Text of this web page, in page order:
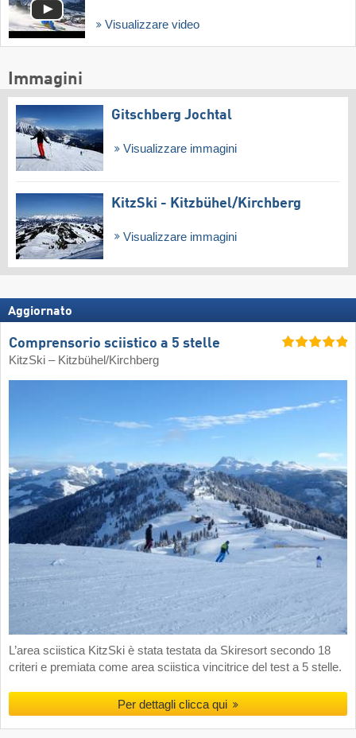
Visualizzare video
Immagini
Gitschberg Jochtal
Visualizzare immagini
KitzSki - Kitzbühel/​Kirchberg
Visualizzare immagini
Aggiornato
Comprensorio sciistico a 5 stelle
KitzSki – Kitzbühel/​Kirchberg
L’area sciistica KitzSki è stata testata da Skiresort secondo 18
criteri e premiata come area sciistica vincitrice del test a 5 stelle.
Per dettagli clicca qui